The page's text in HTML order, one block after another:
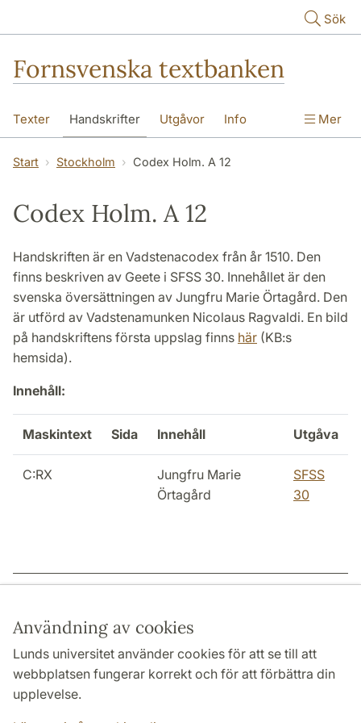
Användning av cookies
Lunds universitet använder cookies för att se till att
webbplatsen fungerar korrekt och för att förbättra din
upplevelse.
Sök
Fornsvenska textbanken
Texter Handskrifter Utgåvor Info Mer
Start Stockholm Codex Holm. A 12
Codex Holm. A 12
Handskriften är en Vadstenacodex från år 1510. Den
finns beskriven av Geete i SFSS 30. Innehållet är den
svenska översättningen av Jungfru Marie Örtagård. Den
är utförd av Vadstenamunken Nicolaus Ragvaldi. En bild
på handskriftens första uppslag finns här (KB:s
hemsida).
Innehåll:
Maskintext Sida Innehåll Utgåva
C:RX
Jungfru Marie
Örtagård
SFSS
30
HUMANISTISKA OCH TEOLOGISKA FAKULTETERNA
INSTITUTIONER